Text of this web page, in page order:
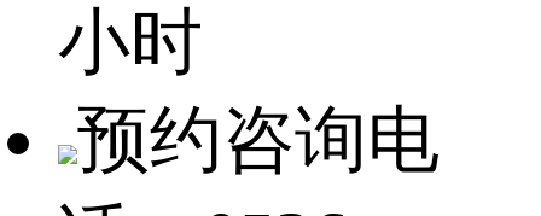
小时
预约咨询电